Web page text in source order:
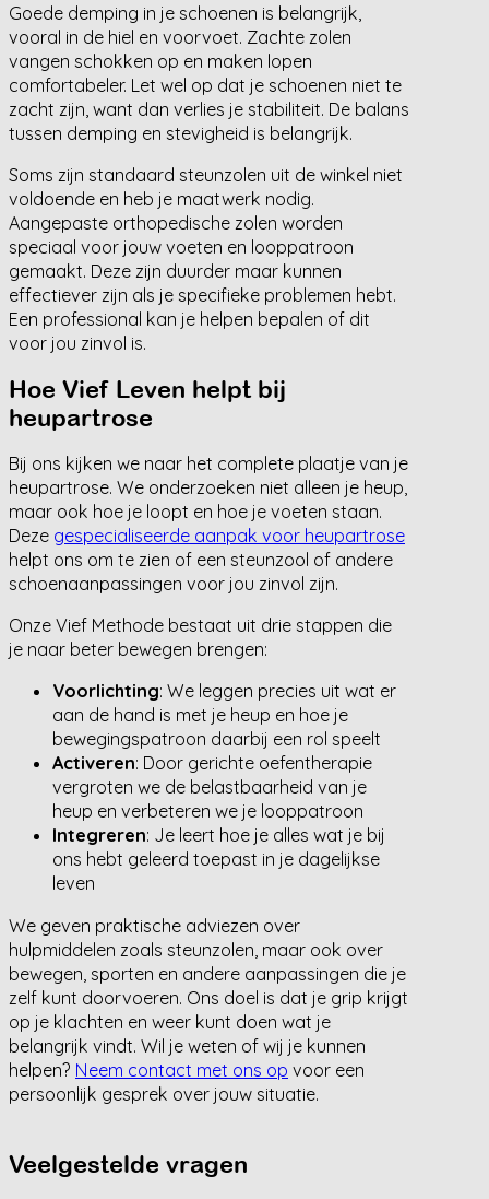
Goede demping in je schoenen is belangrijk,
vooral in de hiel en voorvoet. Zachte zolen
vangen schokken op en maken lopen
comfortabeler. Let wel op dat je schoenen niet te
zacht zijn, want dan verlies je stabiliteit. De balans
tussen demping en stevigheid is belangrijk.
Soms zijn standaard steunzolen uit de winkel niet
voldoende en heb je maatwerk nodig.
Aangepaste orthopedische zolen worden
speciaal voor jouw voeten en looppatroon
gemaakt. Deze zijn duurder maar kunnen
effectiever zijn als je specifieke problemen hebt.
Een professional kan je helpen bepalen of dit
voor jou zinvol is.
Hoe Vief Leven helpt bij
heupartrose
Bij ons kijken we naar het complete plaatje van je
heupartrose. We onderzoeken niet alleen je heup,
maar ook hoe je loopt en hoe je voeten staan.
Deze gespecialiseerde aanpak voor heupartrose
helpt ons om te zien of een steunzool of andere
schoenaanpassingen voor jou zinvol zijn.
Onze Vief Methode bestaat uit drie stappen die
je naar beter bewegen brengen:
Voorlichting: We leggen precies uit wat er
aan de hand is met je heup en hoe je
bewegingspatroon daarbij een rol speelt
Activeren: Door gerichte oefentherapie
vergroten we de belastbaarheid van je
heup en verbeteren we je looppatroon
Integreren: Je leert hoe je alles wat je bij
ons hebt geleerd toepast in je dagelijkse
leven
We geven praktische adviezen over
hulpmiddelen zoals steunzolen, maar ook over
bewegen, sporten en andere aanpassingen die je
zelf kunt doorvoeren. Ons doel is dat je grip krijgt
op je klachten en weer kunt doen wat je
belangrijk vindt. Wil je weten of wij je kunnen
helpen? Neem contact met ons op voor een
persoonlijk gesprek over jouw situatie.
Veelgestelde vragen